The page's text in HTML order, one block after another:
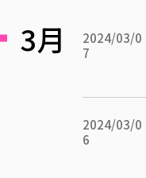
3月
2024/03/0
7
2024/03/0
6